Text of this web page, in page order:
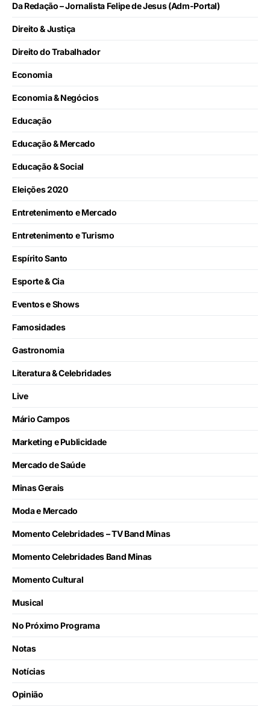
Da Redação – Jornalista Felipe de Jesus (Adm-Portal)
Direito & Justiça
Direito do Trabalhador
Economia
Economia & Negócios
Educação
Educação & Mercado
Educação & Social
Eleições 2020
Entretenimento e Mercado
Entretenimento e Turismo
Espírito Santo
Esporte & Cia
Eventos e Shows
Famosidades
Gastronomia
Literatura & Celebridades
Live
Mário Campos
Marketing e Publicidade
Mercado de Saúde
Minas Gerais
Moda e Mercado
Momento Celebridades – TV Band Minas
Momento Celebridades Band Minas
Momento Cultural
Musical
No Próximo Programa
Notas
Notícias
Opinião